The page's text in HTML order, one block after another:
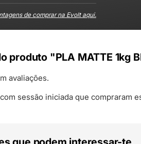
de comprar na Evolt aqui.
produto "PLA MATTE 1kg
avaliações.
sessão iniciada que compraram